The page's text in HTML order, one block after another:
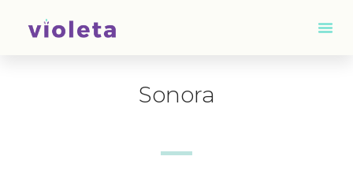
Sonora